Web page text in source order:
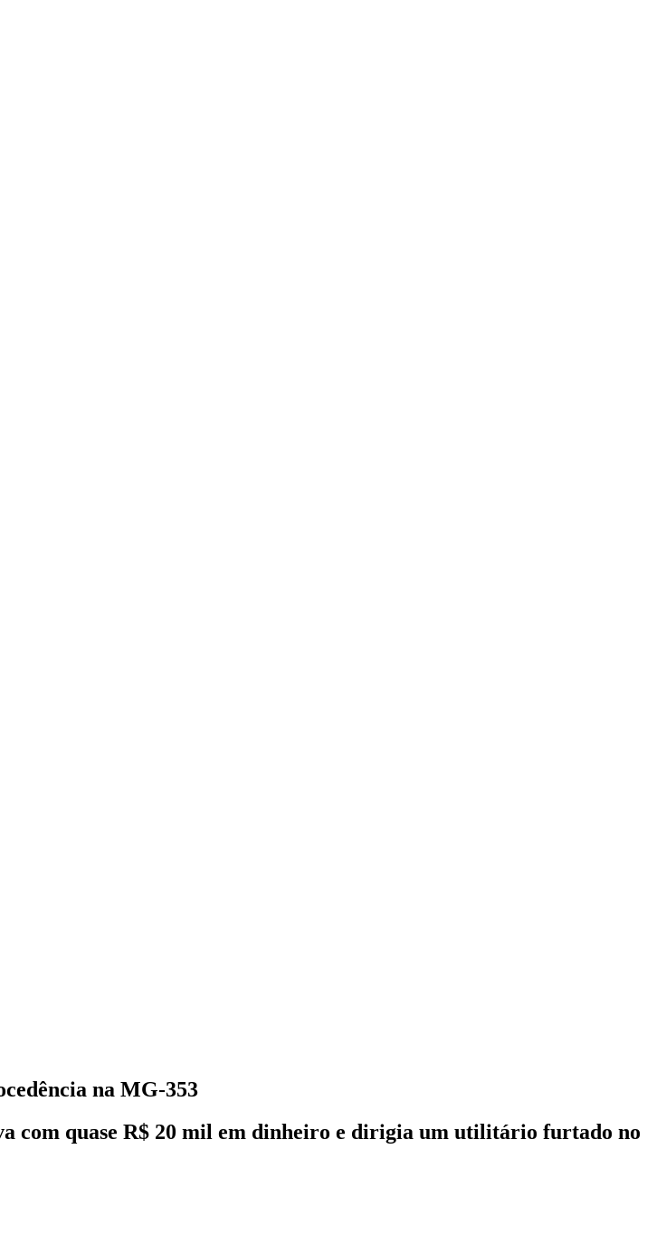
na MG-353
com quase R$ 20 mil em dinheiro e dirigia um utilitário furtado no